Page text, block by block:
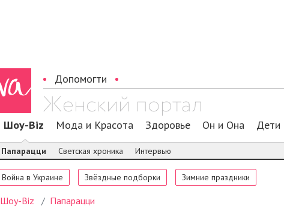
Допомогти
Шоу-Biz Мода и Красота Здоровье Он и Она Дети
Папарацци Светская хроника Интервью
Война в Украине Звёздные подборки Зимние праздники
Шоу-Biz Папарацци